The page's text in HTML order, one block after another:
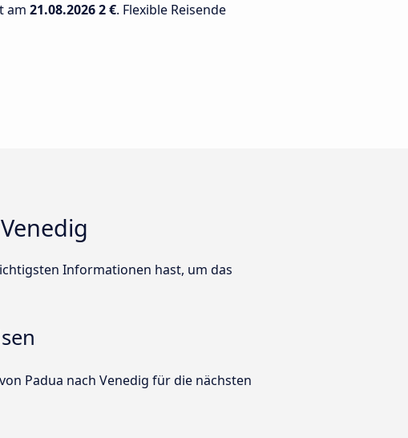
am 21.08.20262 €. Flexible Reisende
Informationen hast, um das
Padua nach Venedig für die nächsten